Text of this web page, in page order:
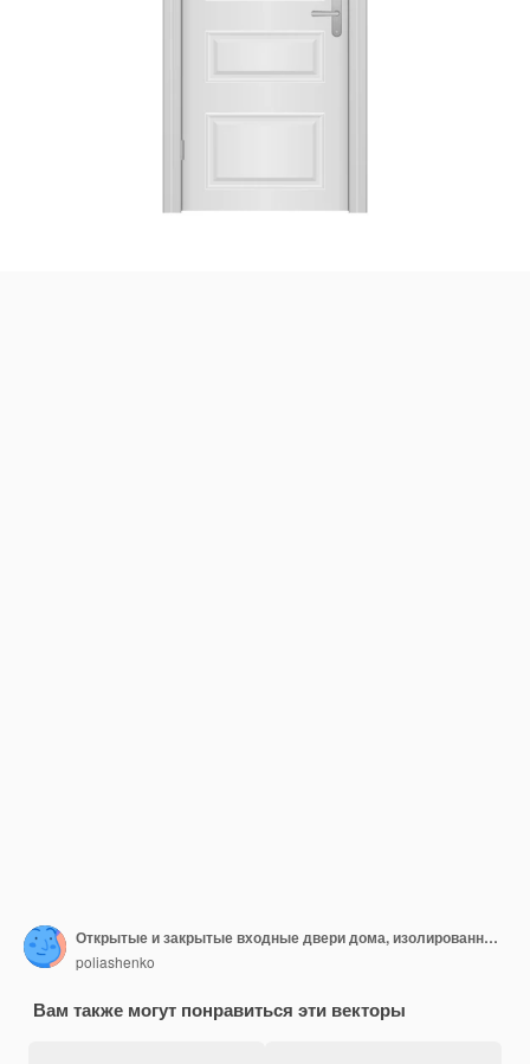
Открытые и закрытые входные двери дома, изолированные на белом фоне
poliashenko
Вам также могут понравиться эти векторы